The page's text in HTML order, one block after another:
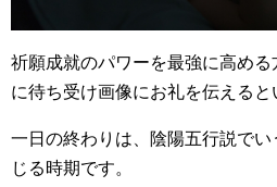
祈願成就のパワーを最強に高める
に待ち受け画像にお礼を伝えると
一日の終わりは、陰陽五行説で
じる時期です。